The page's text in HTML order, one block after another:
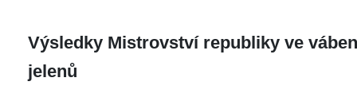
Výsledky Mistrovství republiky ve
jelenů